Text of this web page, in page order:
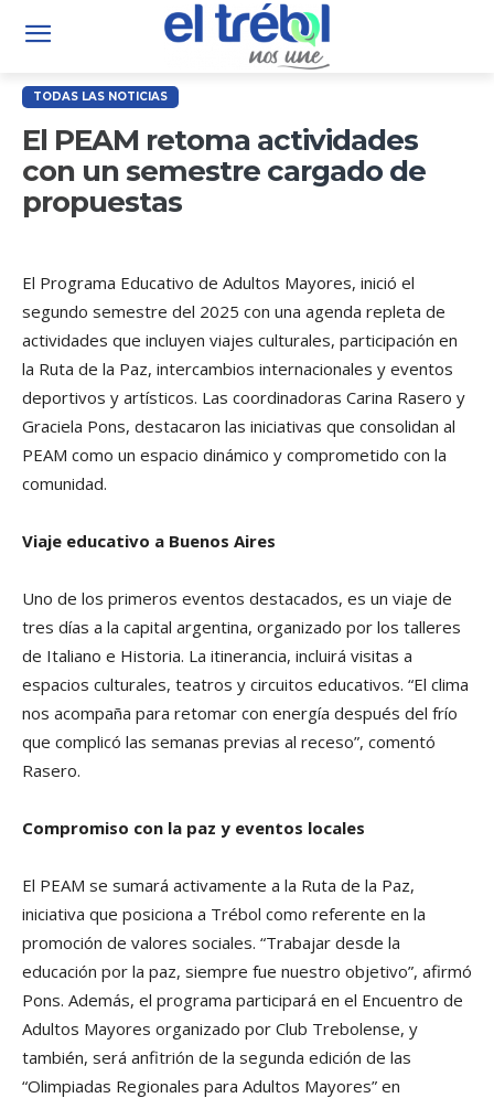
TODAS LAS NOTICIAS
El PEAM retoma actividades
con un semestre cargado de
propuestas
El Programa Educativo de Adultos Mayores, inició el
segundo semestre del 2025 con una agenda repleta de
actividades que incluyen viajes culturales, participación en
la Ruta de la Paz, intercambios internacionales y eventos
deportivos y artísticos. Las coordinadoras Carina Rasero y
Graciela Pons, destacaron las iniciativas que consolidan al
PEAM como un espacio dinámico y comprometido con la
comunidad.
Viaje educativo a Buenos Aires
Uno de los primeros eventos destacados, es un viaje de
tres días a la capital argentina, organizado por los talleres
de Italiano e Historia. La itinerancia, incluirá visitas a
espacios culturales, teatros y circuitos educativos. “El clima
nos acompaña para retomar con energía después del frío
que complicó las semanas previas al receso”, comentó
Rasero.
Compromiso con la paz y eventos locales
El PEAM se sumará activamente a la Ruta de la Paz,
iniciativa que posiciona a Trébol como referente en la
promoción de valores sociales. “Trabajar desde la
educación por la paz, siempre fue nuestro objetivo”, afirmó
Pons. Además, el programa participará en el Encuentro de
Adultos Mayores organizado por Club Trebolense, y
también, será anfitrión de la segunda edición de las
“Olimpiadas Regionales para Adultos Mayores” en